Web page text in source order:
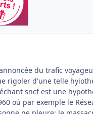
du trafic
rigoler d'une telle
sncf est une
où par exemple le